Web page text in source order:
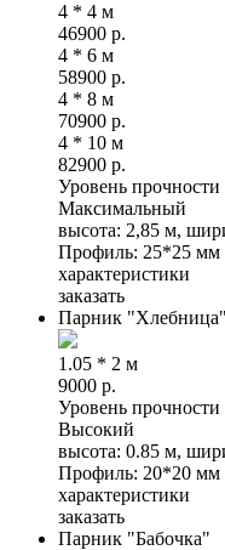
4 * 4 м
46900 р.
4 * 6 м
58900 р.
4 * 8 м
70900 р.
4 * 10 м
82900 р.
Уровень прочности
Максимальный
высота: 2,85 м,
Профиль: 25*25 мм
характеристики
заказать
Парник "Хлебница"
1.05 * 2 м
9000 р.
Уровень прочности
Высокий
высота: 0.85 м,
Профиль: 20*20 мм
характеристики
заказать
Парник "Бабочка"